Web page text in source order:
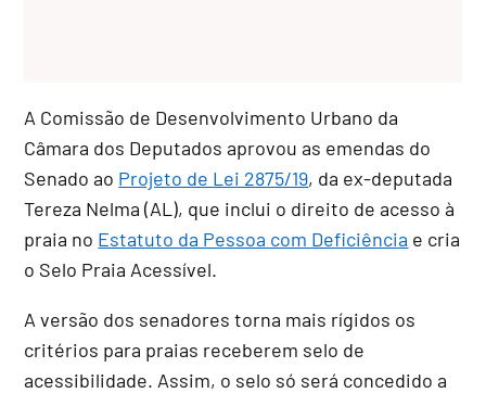
A Comissão de Desenvolvimento Urbano da
Câmara dos Deputados aprovou as emendas do
Senado ao Projeto de Lei 2875/19, da ex-deputada
Tereza Nelma (AL), que inclui o direito de acesso à
praia no Estatuto da Pessoa com Deficiência e cria
o Selo Praia Acessível.
A versão dos senadores torna mais rígidos os
critérios para praias receberem selo de
acessibilidade. Assim, o selo só será concedido a